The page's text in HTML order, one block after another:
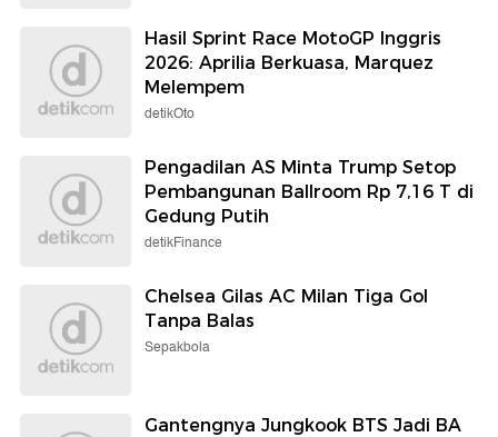
Hasil Sprint Race MotoGP Inggris
2026: Aprilia Berkuasa, Marquez
Melempem
detikOto
Pengadilan AS Minta Trump Setop
Pembangunan Ballroom Rp 7,16 T di
Gedung Putih
detikFinance
Chelsea Gilas AC Milan Tiga Gol
Tanpa Balas
Sepakbola
Gantengnya Jungkook BTS Jadi BA